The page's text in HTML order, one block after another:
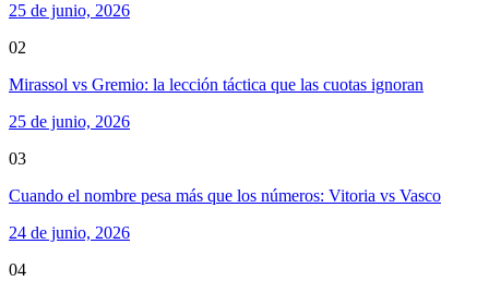
25 de junio, 2026
02
Mirassol vs Gremio: la lección táctica que las cuotas ignoran
25 de junio, 2026
03
Cuando el nombre pesa más que los números: Vitoria vs Vasco
24 de junio, 2026
04